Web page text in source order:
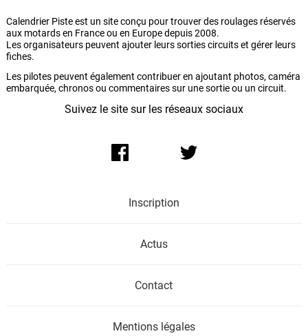
Calendrier Piste est un site conçu pour trouver des roulages réservés
aux motards en France ou en Europe depuis 2008.
Les organisateurs peuvent ajouter leurs sorties circuits et gérer leurs
fiches.
Les pilotes peuvent également contribuer en ajoutant photos, caméra
embarquée, chronos ou commentaires sur une sortie ou un circuit.
Suivez le site sur les réseaux sociaux
Inscription
Actus
Contact
Mentions légales